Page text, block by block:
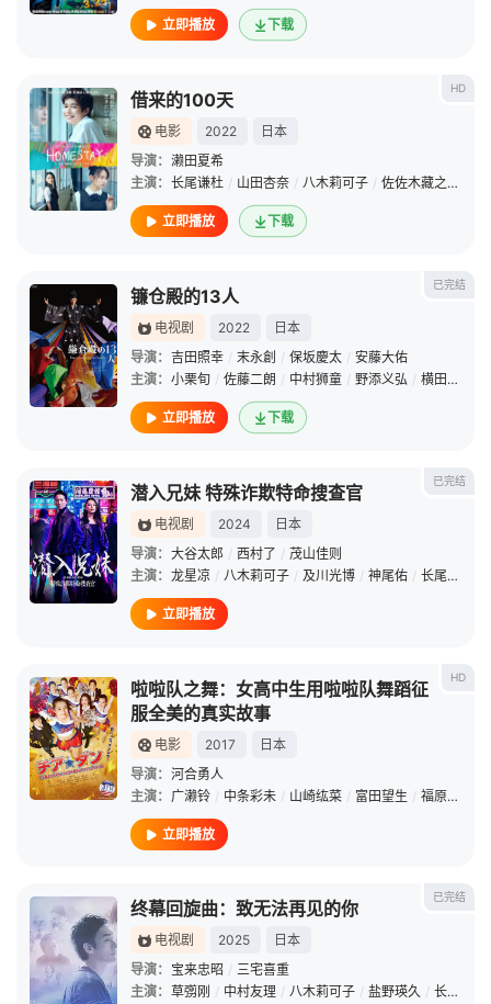
立即播放 下载
HD
借来的100天
电影 2022
日本
导演： 濑田夏希
主演： 长尾谦杜 / 山田杏奈 / 八木莉可子 / 佐佐木藏之介
立即播放 下载
已完结
镰仓殿的13人
电视剧 2022
日本
导演： 吉田照幸 / 末永創 / 保坂慶太 / 安藤大佑
主演： 小栗旬 / 佐藤二朗 / 中村狮童 / 野添义弘 / 横田荣司
立即播放 下载
已完结
潜入兄妹 特殊诈欺特命搜查官
电视剧 2024
日本
导演： 大谷太郎 / 西村了 / 茂山佳则
主演： 龙星凉 / 八木莉可子 / 及川光博 / 神尾佑 / 长尾纯子
立即播放
HD
啦啦队之舞：女高中生用啦啦队舞蹈征
服全美的真实故事
电影 2017
日本
导演： 河合勇人
主演： 广濑铃 / 中条彩未 / 山崎纮菜 / 富田望生 / 福原遥
立即播放
已完结
终幕回旋曲：致无法再见的你
电视剧 2025
日本
导演： 宝来忠昭 / 三宅喜重
主演： 草彅刚 / 中村友理 / 八木莉可子 / 盐野瑛久 / 长井短